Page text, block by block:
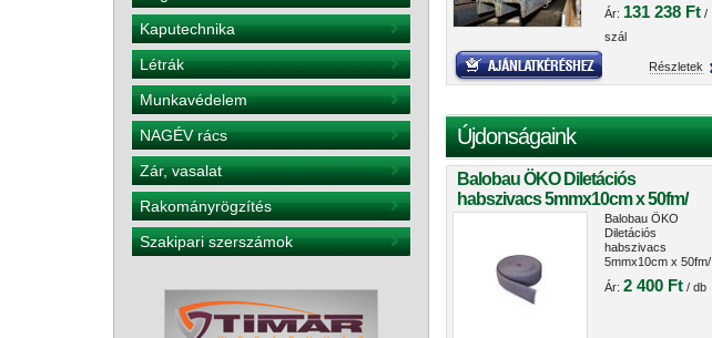
Kaputechnika
Létrák
Munkavédelem
NAGÉV rács
Zár, vasalat
Rakományrögzítés
Szakipari szerszámok
207 kg.
Ár: 131 238 Ft/
szál
Részletek
Újdonságaink
Balobau ÖKO Diletációs
habszivacs 5mmx10cm x 50fm/
tekercs
Balobau ÖKO
Diletációs
habszivacs
5mmx10cm x 50fm/
Ár: 2 400 Ft/ db